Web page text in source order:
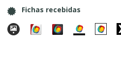
Fichas recebidas